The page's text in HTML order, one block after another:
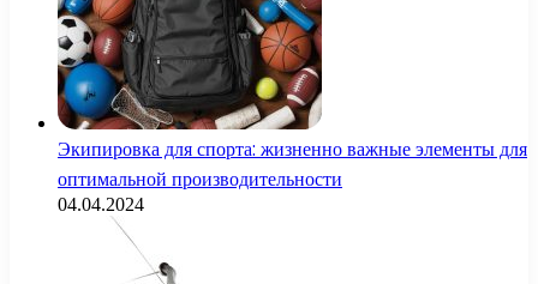
Экипировка для спорта: жизненно важные элементы для
оптимальной производительности
04.04.2024